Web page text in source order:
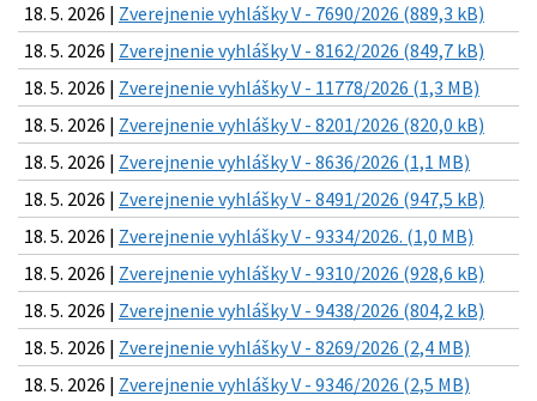
18. 5. 2026 | Zverejnenie vyhlášky V - 7690/2026 (889,3 kB)
18. 5. 2026 | Zverejnenie vyhlášky V - 8162/2026 (849,7 kB)
18. 5. 2026 | Zverejnenie vyhlášky V - 11778/2026 (1,3 MB)
18. 5. 2026 | Zverejnenie vyhlášky V - 8201/2026 (820,0 kB)
18. 5. 2026 | Zverejnenie vyhlášky V - 8636/2026 (1,1 MB)
18. 5. 2026 | Zverejnenie vyhlášky V - 8491/2026 (947,5 kB)
18. 5. 2026 | Zverejnenie vyhlášky V - 9334/2026. (1,0 MB)
18. 5. 2026 | Zverejnenie vyhlášky V - 9310/2026 (928,6 kB)
18. 5. 2026 | Zverejnenie vyhlášky V - 9438/2026 (804,2 kB)
18. 5. 2026 | Zverejnenie vyhlášky V - 8269/2026 (2,4 MB)
18. 5. 2026 | Zverejnenie vyhlášky V - 9346/2026 (2,5 MB)